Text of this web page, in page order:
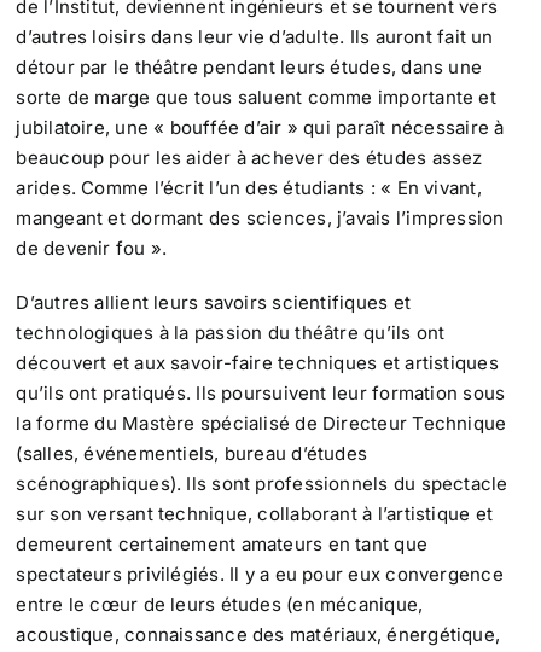
de l’Institut, deviennent ingénieurs et se tournent vers
d’autres loisirs dans leur vie d’adulte. Ils auront fait un
détour par le théâtre pendant leurs études, dans une
sorte de marge que tous saluent comme importante et
jubilatoire, une « bouffée d’air » qui paraît nécessaire à
beaucoup pour les aider à achever des études assez
arides. Comme l’écrit l’un des étudiants : « En vivant,
mangeant et dormant des sciences, j’avais l’impression
de devenir fou ».
D’autres allient leurs savoirs scientifiques et
technologiques à la passion du théâtre qu’ils ont
découvert et aux savoir-faire techniques et artistiques
qu’ils ont pratiqués. Ils poursuivent leur formation sous
la forme du Mastère spécialisé de Directeur Technique
(salles, événementiels, bureau d’études
scénographiques). Ils sont professionnels du spectacle
sur son versant technique, collaborant à l’artistique et
demeurent certainement amateurs en tant que
spectateurs privilégiés. Il y a eu pour eux convergence
entre le cœur de leurs études (en mécanique,
acoustique, connaissance des matériaux, énergétique,